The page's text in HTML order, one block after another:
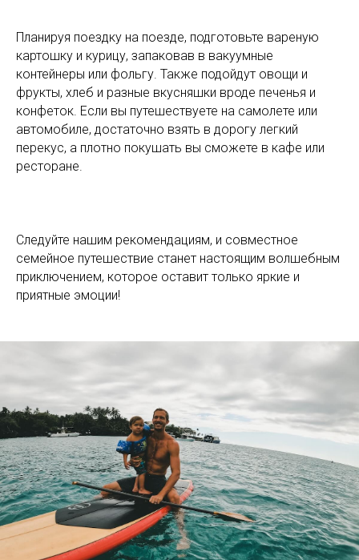
Планируя поездку на поезде, подготовьте вареную
картошку и курицу, запаковав в вакуумные
контейнеры или фольгу. Также подойдут овощи и
фрукты, хлеб и разные вкусняшки вроде печенья и
конфеток. Если вы путешествуете на самолете или
автомобиле, достаточно взять в дорогу легкий
перекус, а плотно покушать вы сможете в кафе или
ресторане.
Следуйте нашим рекомендациям, и совместное
семейное путешествие станет настоящим волшебным
приключением, которое оставит только яркие и
приятные эмоции!